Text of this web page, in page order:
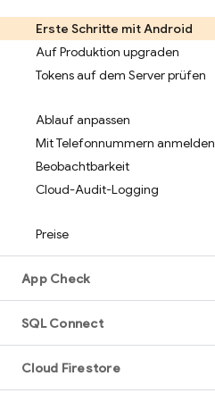
Erste Schritte mit Android
Auf Produktion upgraden
Tokens auf dem Server prüfen
Ablauf anpassen
Mit Telefonnummern anmelden
Beobachtbarkeit
Cloud-Audit-Logging
Preise
App Check
SQL Connect
Cloud Firestore